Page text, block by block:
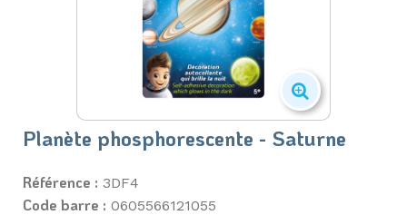
Planète phosphorescente - Saturne
Référence : 3DF4
Code barre : 0605566121055